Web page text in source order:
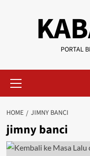
PORTAL
HOME JIMNY BANCI
jimny banci